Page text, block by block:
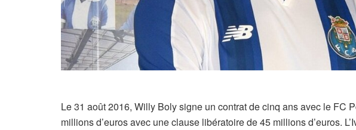
Le 31 août 2016, Willy Boly signe un contrat de cinq ans avec le FC
millions d’euros avec une clause libératoire de 45 millions d’euros.